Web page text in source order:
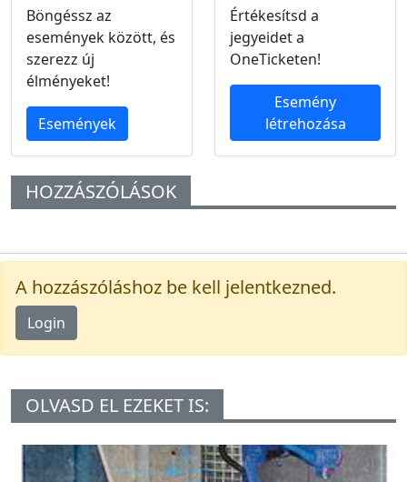
Böngéssz az
események között, és
szerezz új
élményeket!
Események
Értékesítsd a
jegyeidet a
OneTicketen!
Esemény
létrehozása
HOZZÁSZÓLÁSOK
A hozzászóláshoz be kell jelentkezned.
Login
OLVASD EL EZEKET IS: